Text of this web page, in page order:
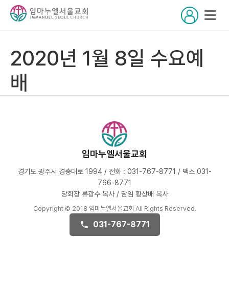
2020년 1월 8일 수요예
배
임마누엘서울교회
경기도 광주시 경충대로 1994 / 전화 : 031-767-8771 / 팩스 031-
766-8771
당회장 류광수 목사 / 담임 황상배 목사
Copyright © 2018 임마누엘서울교회 All Rights Reserved.
031-767-8771